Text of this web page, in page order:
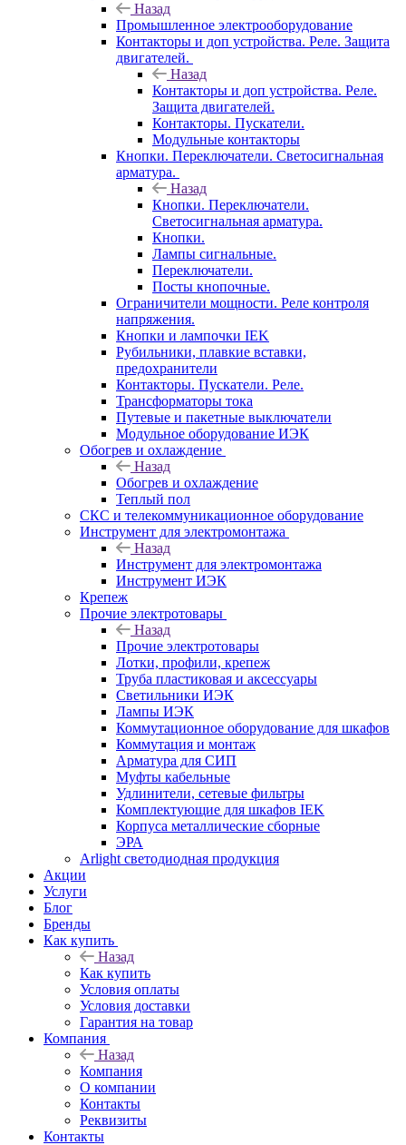
Назад
Промышленное электрооборудование
Контакторы и доп устройства. Реле. Защита
двигателей.
Назад
Контакторы и доп устройства. Реле.
Защита двигателей.
Контакторы. Пускатели.
Модульные контакторы
Кнопки. Переключатели. Светосигнальная
арматура.
Назад
Кнопки. Переключатели.
Светосигнальная арматура.
Кнопки.
Лампы сигнальные.
Переключатели.
Посты кнопочные.
Ограничители мощности. Реле контроля
напряжения.
Кнопки и лампочки IEK
Рубильники, плавкие вставки,
предохранители
Контакторы. Пускатели. Реле.
Трансформаторы тока
Путевые и пакетные выключатели
Модульное оборудование ИЭК
Обогрев и охлаждение
Назад
Обогрев и охлаждение
Теплый пол
СКС и телекоммуникационное оборудование
Инструмент для электромонтажа
Назад
Инструмент для электромонтажа
Инструмент ИЭК
Крепеж
Прочие электротовары
Назад
Прочие электротовары
Лотки, профили, крепеж
Труба пластиковая и аксессуары
Светильники ИЭК
Лампы ИЭК
Коммутационное оборудование для шкафов
Коммутация и монтаж
Арматура для СИП
Муфты кабельные
Удлинители, сетевые фильтры
Комплектующие для шкафов IEK
Корпуса металлические сборные
ЭРА
Arlight светодиодная продукция
Акции
Услуги
Блог
Бренды
Как купить
Назад
Как купить
Условия оплаты
Условия доставки
Гарантия на товар
Компания
Назад
Компания
О компании
Контакты
Реквизиты
Контакты